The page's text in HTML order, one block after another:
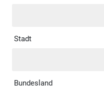
Stadt
Bundesland